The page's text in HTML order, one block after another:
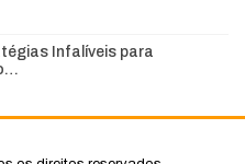
Infalíveis para